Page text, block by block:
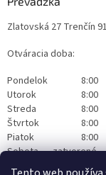
Zlatovská 27 Trenčín
Otváracia doba:
Pondelok
8:00
Utorok
8:00
Streda
8:00
Štvrtok
8:00
Piatok
8:00
Sobota
zatvorené
Nedeľa
zatvorené